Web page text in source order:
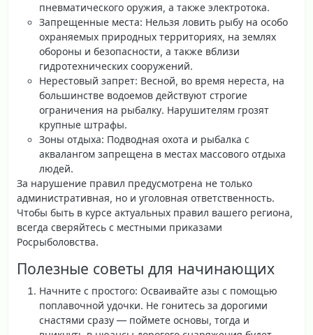
пневматического оружия, а также электротока.
Запрещенные места: Нельзя ловить рыбу на особо
охраняемых природных территориях, на землях
обороны и безопасности, а также вблизи
гидротехнических сооружений.
Нерестовый запрет: Весной, во время нереста, на
большинстве водоемов действуют строгие
ограничения на рыбалку. Нарушителям грозят
крупные штрафы.
Зоны отдыха: Подводная охота и рыбалка с
аквалангом запрещена в местах массового отдыха
людей.
За нарушение правил предусмотрена не только
административная, но и уголовная ответственность.
Чтобы быть в курсе актуальных правил вашего региона,
всегда сверяйтесь с местными приказами
Росрыболовства.
Полезные советы для начинающих
Начните с простого: Осваивайте азы с помощью
поплавочной удочки. Не гонитесь за дорогими
снастями сразу — поймете основы, тогда и